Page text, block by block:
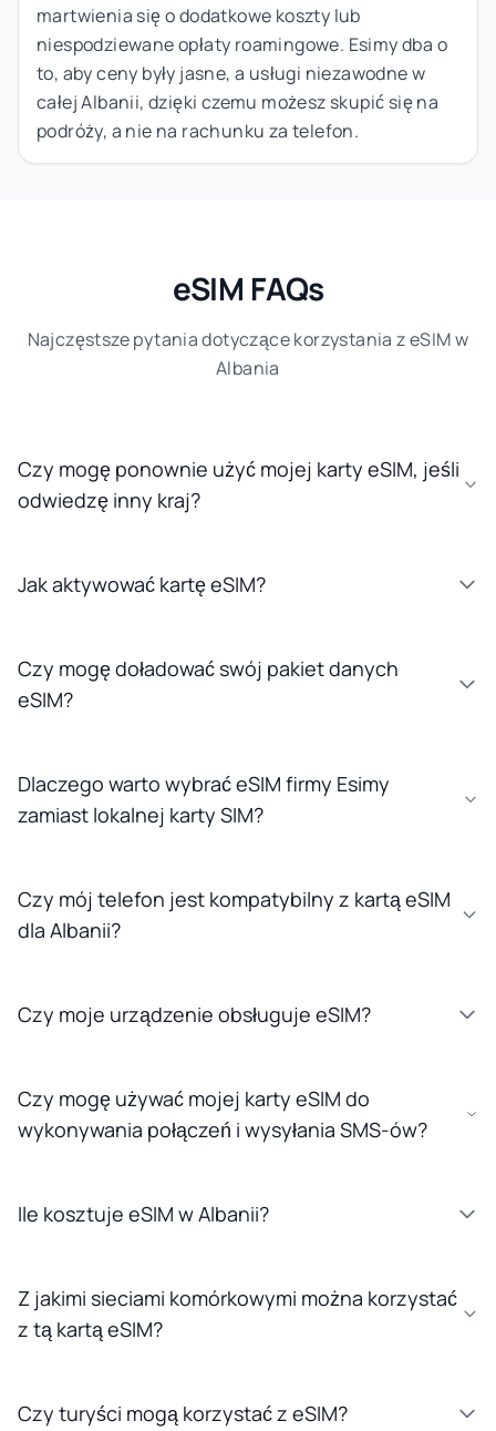
martwienia się o dodatkowe koszty lub
niespodziewane opłaty roamingowe. Esimy dba o
to, aby ceny były jasne, a usługi niezawodne w
całej Albanii, dzięki czemu możesz skupić się na
podróży, a nie na rachunku za telefon.
eSIM FAQs
Najczęstsze pytania dotyczące korzystania z eSIM w
Albania
Czy mogę ponownie użyć mojej karty eSIM, jeśli
odwiedzę inny kraj?
Jak aktywować kartę eSIM?
Czy mogę doładować swój pakiet danych
eSIM?
Dlaczego warto wybrać eSIM firmy Esimy
zamiast lokalnej karty SIM?
Czy mój telefon jest kompatybilny z kartą eSIM
dla Albanii?
Czy moje urządzenie obsługuje eSIM?
Czy mogę używać mojej karty eSIM do
wykonywania połączeń i wysyłania SMS-ów?
Ile kosztuje eSIM w Albanii?
Z jakimi sieciami komórkowymi można korzystać
z tą kartą eSIM?
Czy turyści mogą korzystać z eSIM?